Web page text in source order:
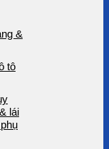
&
tô
lái